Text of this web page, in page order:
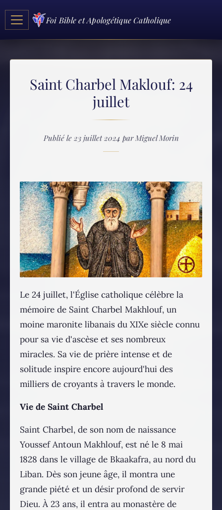
Foi Bible et Apologétique Catholique
Saint Charbel Maklouf: 24
juillet
Publié le 23 juillet 2024 par Miguel Morin
Le 24 juillet, l'Église catholique célèbre la
mémoire de Saint Charbel Makhlouf, un
moine maronite libanais du XIXe siècle connu
pour sa vie d'ascèse et ses nombreux
miracles. Sa vie de prière intense et de
solitude inspire encore aujourd'hui des
milliers de croyants à travers le monde.
Vie de Saint Charbel
Saint Charbel, de son nom de naissance
Youssef Antoun Makhlouf, est né le 8 mai
1828 dans le village de Bkaakafra, au nord du
Liban. Dès son jeune âge, il montra une
grande piété et un désir profond de servir
Dieu. À 23 ans, il entra au monastère de